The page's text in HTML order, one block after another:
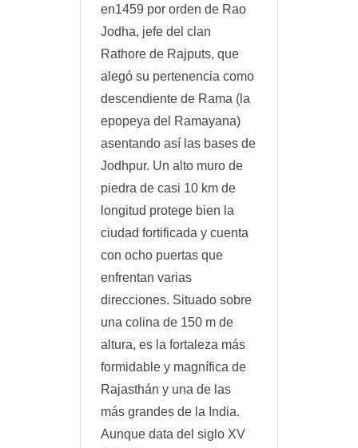
en1459 por orden de Rao
Jodha, jefe del clan
Rathore de Rajputs, que
alegó su pertenencia como
descendiente de Rama (la
epopeya del Ramayana)
asentando así las bases de
Jodhpur. Un alto muro de
piedra de casi 10 km de
longitud protege bien la
ciudad fortificada y cuenta
con ocho puertas que
enfrentan varias
direcciones. Situado sobre
una colina de 150 m de
altura, es la fortaleza más
formidable y magnífica de
Rajasthán y una de las
más grandes de la India.
Aunque data del siglo XV